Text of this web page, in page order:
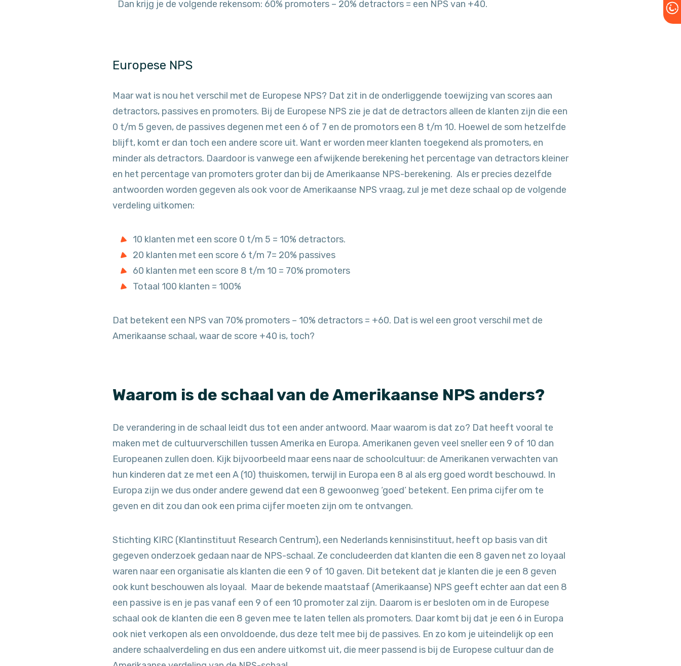
Dan krijg je de volgende rekensom: 60% promoters – 20% detractors = een NPS van +40.
Europese NPS
Maar wat is nou het verschil met de Europese NPS? Dat zit in de onderliggende toewijzing van scores aan
detractors, passives en promoters. Bij de Europese NPS zie je dat de detractors alleen de klanten zijn die een
0 t/m 5 geven, de passives degenen met een 6 of 7 en de promotors een 8 t/m 10. Hoewel de som hetzelfde
blijft, komt er dan toch een andere score uit. Want er worden meer klanten toegekend als promoters, en
minder als detractors. Daardoor is vanwege een afwijkende berekening het percentage van detractors kleiner
en het percentage van promoters groter dan bij de Amerikaanse NPS-berekening. Als er precies dezelfde
antwoorden worden gegeven als ook voor de Amerikaanse NPS vraag, zul je met deze schaal op de volgende
verdeling uitkomen:
10 klanten met een score 0 t/m 5 = 10% detractors.
20 klanten met een score 6 t/m 7= 20% passives
60 klanten met een score 8 t/m 10 = 70% promoters
Totaal 100 klanten = 100%
Dat betekent een NPS van 70% promoters – 10% detractors = +60. Dat is wel een groot verschil met de
Amerikaanse schaal, waar de score +40 is, toch?
Waarom is de schaal van de Amerikaanse NPS anders?
De verandering in de schaal leidt dus tot een ander antwoord. Maar waarom is dat zo? Dat heeft vooral te
maken met de cultuurverschillen tussen Amerika en Europa. Amerikanen geven veel sneller een 9 of 10 dan
Europeanen zullen doen. Kijk bijvoorbeeld maar eens naar de schoolcultuur: de Amerikanen verwachten van
hun kinderen dat ze met een A (10) thuiskomen, terwijl in Europa een 8 al als erg goed wordt beschouwd. In
Europa zijn we dus onder andere gewend dat een 8 gewoonweg ‘goed’ betekent. Een prima cijfer om te
geven en dit zou dan ook een prima cijfer moeten zijn om te ontvangen.
Stichting KIRC (Klantinstituut Research Centrum), een Nederlands kennisinstituut, heeft op basis van dit
gegeven onderzoek gedaan naar de NPS-schaal. Ze concludeerden dat klanten die een 8 gaven net zo loyaal
waren naar een organisatie als klanten die een 9 of 10 gaven. Dit betekent dat je klanten die je een 8 geven
ook kunt beschouwen als loyaal. Maar de bekende maatstaaf (Amerikaanse) NPS geeft echter aan dat een 8
een passive is en je pas vanaf een 9 of een 10 promoter zal zijn. Daarom is er besloten om in de Europese
schaal ook de klanten die een 8 geven mee te laten tellen als promoters. Daar komt bij dat je een 6 in Europa
ook niet verkopen als een onvoldoende, dus deze telt mee bij de passives. En zo kom je uiteindelijk op een
andere schaalverdeling en dus een andere uitkomst uit, die meer passend is bij de Europese cultuur dan de